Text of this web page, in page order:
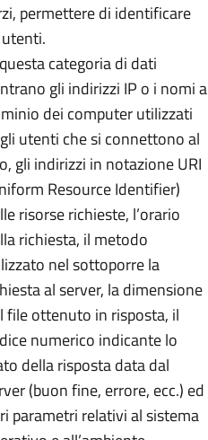
permettere di identificare
categoria di dati
gli indirizzi IP o i nomi a
dei computer utilizzati
utenti che si connettono al
gli indirizzi in notazione URI
Resource Identifier)
risorse richieste, l’orario
richiesta, il metodo
nel sottoporre la
al server, la dimensione
file ottenuto in risposta, il
numerico indicante lo
della risposta data dal
(buon fine, errore, ecc.) ed
parametri relativi al sistema